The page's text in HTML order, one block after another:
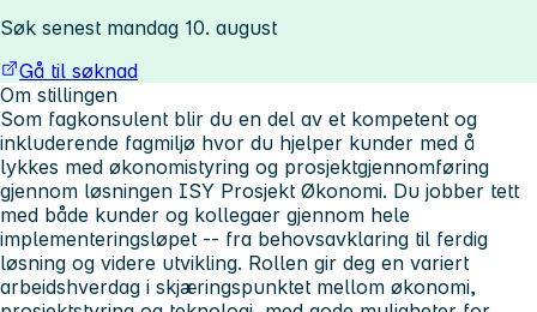
Søk senest mandag 10. august
Gå til søknad
Om stillingen
Som fagkonsulent blir du en del av et kompetent og
inkluderende fagmiljø hvor du hjelper kunder med å
lykkes med økonomistyring og prosjektgjennomføring
gjennom løsningen ISY Prosjekt Økonomi. Du jobber tett
med både kunder og kollegaer gjennom hele
implementeringsløpet -- fra behovsavklaring til ferdig
løsning og videre utvikling. Rollen gir deg en variert
arbeidshverdag i skjæringspunktet mellom økonomi,